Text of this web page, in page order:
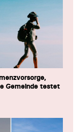
Gemeinde testet